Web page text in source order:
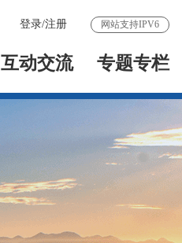
登录/注册 网站支持IPV6
互动交流 专题专栏